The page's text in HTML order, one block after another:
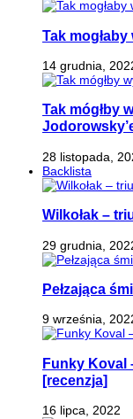
Tak
14 grudnia,
Tak mógłby
28 listopada,
Backlista
Wilkołak –
29 grudnia,
Pełzająca
9 września,
Funky Koval
[recenzja]
16 lipca, 2022